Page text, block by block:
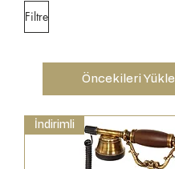
Filtre
Öncekileri Yükle
İndirimli